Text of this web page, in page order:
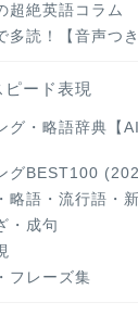
超絶英語コラム
多読！【音声つき
ード表現
グ・略語辞典【
グBEST100
略語・流行語・
・成句
フレーズ集